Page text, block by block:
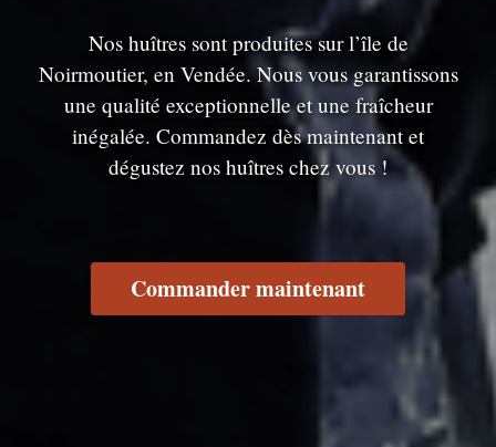
Nos huîtres sont produites sur l’île de
Noirmoutier, en Vendée. Nous vous garantissons
une qualité exceptionnelle et une fraîcheur
inégalée. Commandez dès maintenant et
dégustez nos huîtres chez vous !
Commander maintenant